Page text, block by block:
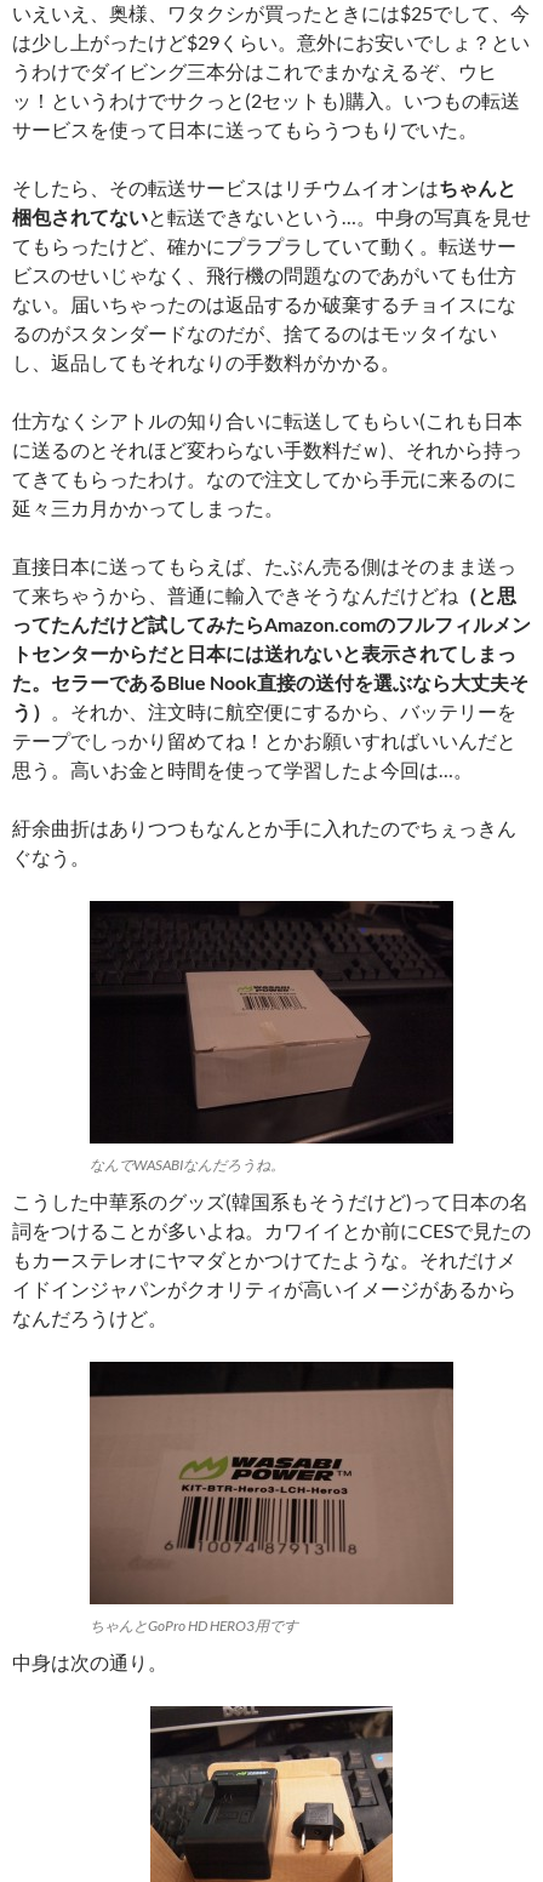
いえいえ、奥様、ワタクシが買ったときには$25でして、今
は少し上がったけど$29くらい。意外にお安いでしょ？とい
うわけでダイビング三本分はこれでまかなえるぞ、ウヒ
ッ！というわけでサクっと(2セットも)購入。いつもの転送
サービスを使って日本に送ってもらうつもりでいた。
そしたら、その転送サービスはリチウムイオンはちゃんと
梱包されてないと転送できないという…。中身の写真を見せ
てもらったけど、確かにプラプラしていて動く。転送サー
ビスのせいじゃなく、飛行機の問題なのであがいても仕方
ない。届いちゃったのは返品するか破棄するチョイスにな
るのがスタンダードなのだが、捨てるのはモッタイない
し、返品してもそれなりの手数料がかかる。
仕方なくシアトルの知り合いに転送してもらい(これも日本
に送るのとそれほど変わらない手数料だｗ)、それから持っ
てきてもらったわけ。なので注文してから手元に来るのに
延々三カ月かかってしまった。
直接日本に送ってもらえば、たぶん売る側はそのまま送っ
て来ちゃうから、普通に輸入できそうなんだけどね （と思
ってたんだけど試してみたらAmazon.comのフルフィルメン
トセンターからだと日本には送れないと表示されてしまっ
た。セラーであるBlue Nook直接の送付を選ぶなら大丈夫そ
う） 。それか、注文時に航空便にするから、バッテリーを
テープでしっかり留めてね！とかお願いすればいいんだと
思う。高いお金と時間を使って学習したよ今回は…。
紆余曲折はありつつもなんとか手に入れたのでちぇっきん
ぐなう。
なんでWASABIなんだろうね。
こうした中華系のグッズ(韓国系もそうだけど)って日本の名
詞をつけることが多いよね。カワイイとか前にCESで見たの
もカーステレオにヤマダとかつけてたような。それだけメ
イドインジャパンがクオリティが高いイメージがあるから
なんだろうけど。
ちゃんとGoPro HD HERO3用です
中身は次の通り。